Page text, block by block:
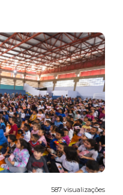
587 visualizações